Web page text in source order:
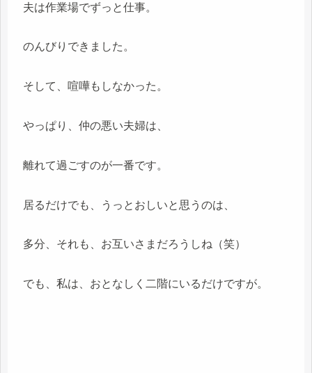
夫は作業場でずっと仕事。
のんびりできました。
そして、喧嘩もしなかった。
やっぱり、仲の悪い夫婦は、
離れて過ごすのが一番です。
居るだけでも、うっとおしいと思うのは、
多分、それも、お互いさまだろうしね（笑）
でも、私は、おとなしく二階にいるだけですが。